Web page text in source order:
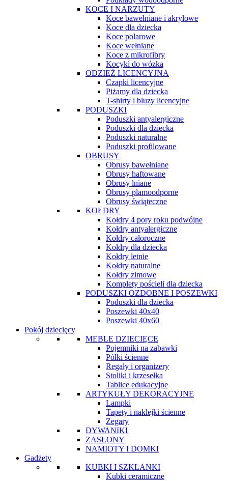
KOCE I NARZUTY
Koce bawełniane i akrylowe
Koce dla dziecka
Koce polarowe
Koce wełniane
Koce z mikrofibry
Kocyki do wózka
ODZIEŻ LICENCYJNA
Czapki licencyjne
Piżamy dla dziecka
T-shirty i bluzy licencyjne
PODUSZKI
Poduszki antyalergiczne
Poduszki dla dziecka
Poduszki naturalne
Poduszki profilowane
OBRUSY
Obrusy bawełniane
Obrusy haftowane
Obrusy lniane
Obrusy plamoodporne
Obrusy świąteczne
KOŁDRY
Kołdry 4 pory roku podwójne
Kołdry antyalergiczne
Kołdry całoroczne
Kołdry dla dziecka
Kołdry letnie
Kołdry naturalne
Kołdry zimowe
Komplety pościeli dla dziecka
PODUSZKI OZDOBNE I POSZEWKI
Poduszki dla dziecka
Poszewki 40x40
Poszewki 40x60
Pokój dziecięcy
MEBLE DZIECIĘCE
Pojemniki na zabawki
Półki ścienne
Regały i organizery
Stoliki i krzesełka
Tablice edukacyjne
ARTYKUŁY DEKORACYJNE
Lampki
Tapety i naklejki ścienne
Zegary
DYWANIKI
ZASŁONY
NAMIOTY I DOMKI
Gadżety
KUBKI I SZKLANKI
Kubki ceramiczne